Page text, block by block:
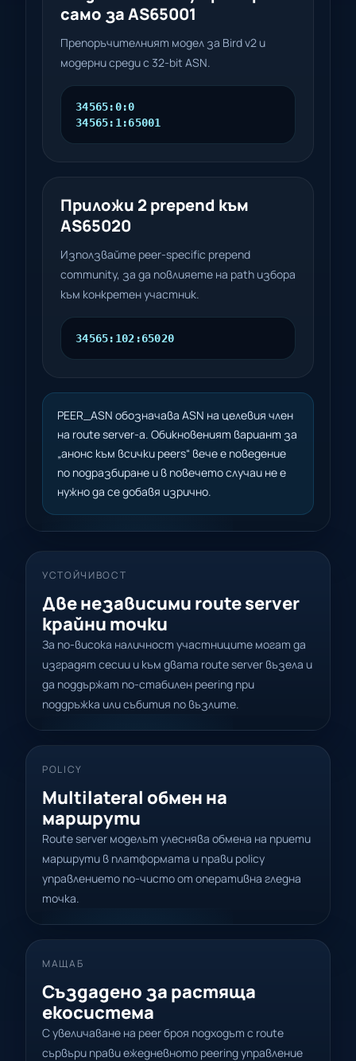
само за AS65001
Препоръчителният модел за Bird v2 и
модерни среди с 32-bit ASN.
34565:0:0
34565:1:65001
Приложи 2 prepend към
AS65020
Използвайте peer-specific prepend
community, за да повлияете на path избора
към конкретен участник.
34565:102:65020
PEER_ASN обозначава ASN на целевия член
на route server-а. Обикновеният вариант за
„анонс към всички peers“ вече е поведение
по подразбиране и в повечето случаи не е
нужно да се добавя изрично.
УСТОЙЧИВОСТ
Две независими route server
крайни точки
За по-висока наличност участниците могат да
изградят сесии и към двата route server възела и
да поддържат по-стабилен peering при
поддръжка или събития по възлите.
POLICY
Multilateral обмен на
маршрути
Route server моделът улеснява обмена на приети
маршрути в платформата и прави policy
управлението по-чисто от оперативна гледна
точка.
МАЩАБ
Създадено за растяща
екосистема
С увеличаване на peer броя подходът с route
сървъри прави ежедневното peering управление